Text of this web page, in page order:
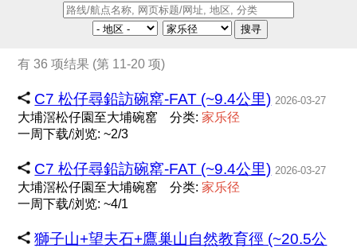
搜寻
有 36 项结果 (第 11-20 项)
C7 松仔尋鉛訪碗窰-FAT (~9.4公里) 2026-03-27
大埔滘松仔園至大埔碗窰 分类:家乐径
一周下载/浏览: ~2/3
C7 松仔尋鉛訪碗窰-FAT (~9.4公里) 2026-03-27
大埔滘松仔園至大埔碗窰 分类:家乐径
一周下载/浏览: ~4/1
獅子山+望夫石+鷹巢山自然教育徑 (~20.5公